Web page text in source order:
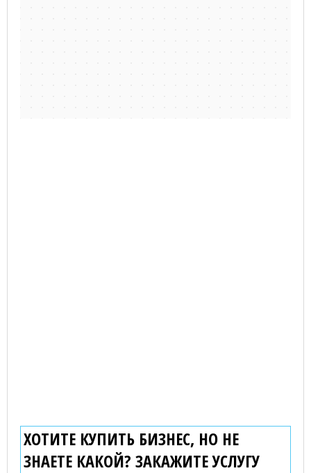
ХОТИТЕ КУПИТЬ БИЗНЕС, НО НЕ
ЗНАЕТЕ КАКОЙ? ЗАКАЖИТЕ УСЛУГУ